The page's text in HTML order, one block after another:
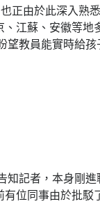
正由於此深入熟
、江蘇、安徽等地
教員能實時給孩
知記者，本身剛
有位同事由於批駁